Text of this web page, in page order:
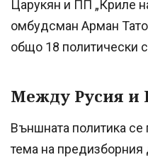
Царукян и ПП „Криле
омбудсман Арман
общо 18 политически
Между Русия и
Външната политика се
тема на предизборния